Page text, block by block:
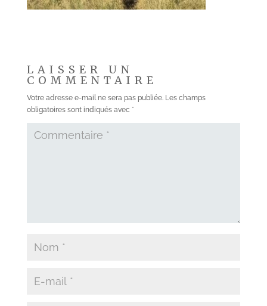
LAISSER UN
COMMENTAIRE
Votre adresse e-mail ne sera pas publiée. Les champs
obligatoires sont indiqués avec *